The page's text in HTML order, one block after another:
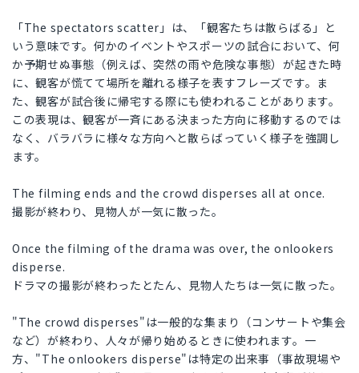
「The spectators scatter」は、「観客たちは散らばる」と
いう意味です。何かのイベントやスポーツの試合において、何
か予期せぬ事態（例えば、突然の雨や危険な事態）が起きた時
に、観客が慌てて場所を離れる様子を表すフレーズです。ま
た、観客が試合後に帰宅する際にも使われることがあります。
この表現は、観客が一斉にある決まった方向に移動するのでは
なく、バラバラに様々な方向へと散らばっていく様子を強調し
ます。
The filming ends and the crowd disperses all at once.
撮影が終わり、見物人が一気に散った。
Once the filming of the drama was over, the onlookers
disperse.
ドラマの撮影が終わったとたん、見物人たちは一気に散った。
"The crowd disperses"は一般的な集まり（コンサートや集会
など）が終わり、人々が帰り始めるときに使われます。一
方、"The onlookers disperse"は特定の出来事（事故現場や